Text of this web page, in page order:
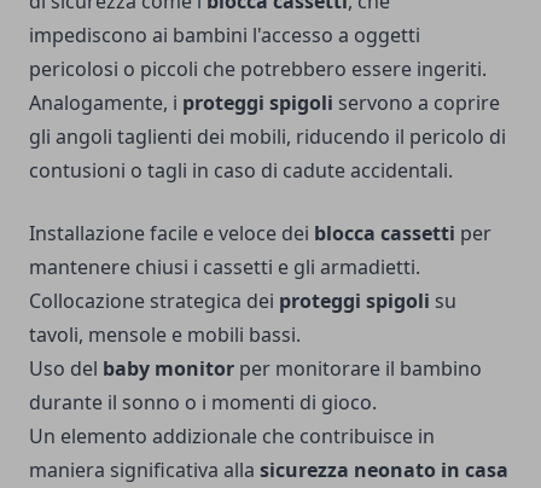
impediscono ai bambini l'accesso a oggetti
pericolosi o piccoli che potrebbero essere ingeriti.
Analogamente, i proteggi spigoli servono a coprire
gli angoli taglienti dei mobili, riducendo il pericolo di
contusioni o tagli in caso di cadute accidentali.
Installazione facile e veloce dei blocca cassetti per
mantenere chiusi i cassetti e gli armadietti.
Collocazione strategica dei proteggi spigoli su
tavoli, mensole e mobili bassi.
Uso del baby monitor per monitorare il bambino
durante il sonno o i momenti di gioco.
Un elemento addizionale che contribuisce in
maniera significativa alla sicurezza neonato in casa